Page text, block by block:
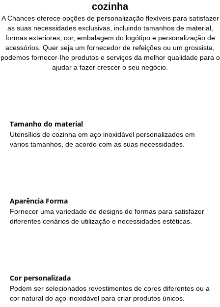
cozinha
A Chances oferece opções de personalização flexíveis para satisfazer
as suas necessidades exclusivas, incluindo tamanhos de material,
formas exteriores, cor, embalagem do logótipo e personalização de
acessórios. Quer seja um fornecedor de refeições ou um grossista,
podemos fornecer-lhe produtos e serviços da melhor qualidade para o
ajudar a fazer crescer o seu negócio.
Tamanho do material
Utensílios de cozinha em aço inoxidável personalizados em
vários tamanhos, de acordo com as suas necessidades.
Aparência Forma
Fornecer uma variedade de designs de formas para satisfazer
diferentes cenários de utilização e necessidades estéticas.
Cor personalizada
Podem ser selecionados revestimentos de cores diferentes ou a
cor natural do aço inoxidável para criar produtos únicos.